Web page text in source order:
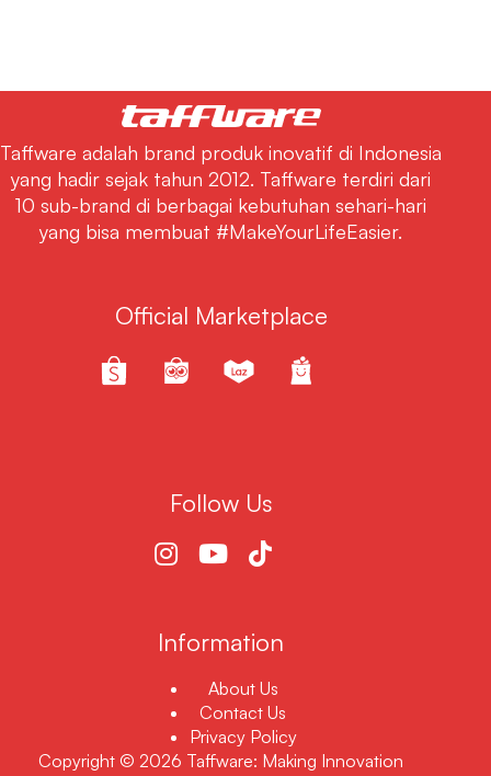
Taffware adalah brand produk inovatif di Indonesia
yang hadir sejak tahun 2012. Taffware terdiri dari
10 sub-brand di berbagai kebutuhan sehari-hari
yang bisa membuat #MakeYourLifeEasier.
Official Marketplace
Follow Us
Information
About Us
Contact Us
Privacy Policy
Copyright © 2026 Taffware: Making Innovation